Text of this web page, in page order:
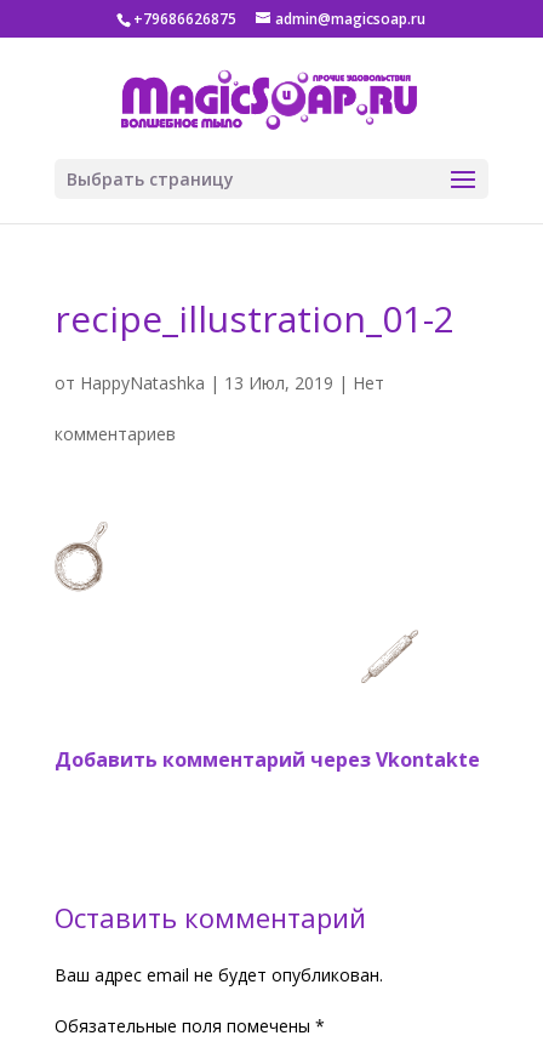
+79686626875 admin@magicsoap.ru
Выбрать страницу
recipe_illustration_01-2
от HappyNatashka | 13 Июл, 2019 | Нет
комментариев
Добавить комментарий через Vkontakte
Оставить комментарий
Ваш адрес email не будет опубликован.
Обязательные поля помечены *